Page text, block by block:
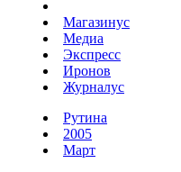
Магазинус
Медиа
Экспресс
Иронов
Журналус
Рутина
2005
Март